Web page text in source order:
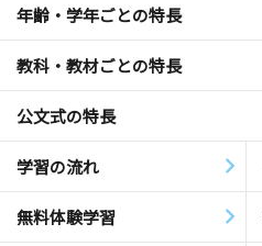
年齢・学年ごとの特長
教科・教材ごとの特長
公文式の特長
学習の流れ
無料体験学習